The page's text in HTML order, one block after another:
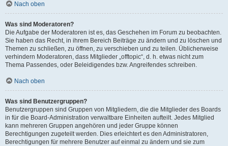
Nach oben
Was sind Moderatoren?
Die Aufgabe der Moderatoren ist es, das Geschehen im Forum zu beobachten.
Sie haben das Recht, in ihrem Bereich Beiträge zu ändern und zu löschen und
Themen zu schließen, zu öffnen, zu verschieben und zu teilen. Üblicherweise
verhindern Moderatoren, dass Mitglieder „offtopic“, d. h. etwas nicht zum
Thema Passendes, oder Beleidigendes bzw. Angreifendes schreiben.
Nach oben
Was sind Benutzergruppen?
Benutzergruppen sind Gruppen von Mitgliedern, die die Mitglieder des Boards
in für die Board-Administration verwaltbare Einheiten aufteilt. Jedes Mitglied
kann mehreren Gruppen angehören und jeder Gruppe können
Berechtigungen zugeteilt werden. Dies erleichtert es den Administratoren,
Berechtigungen für mehrere Benutzer auf einmal zu ändern und sie zum